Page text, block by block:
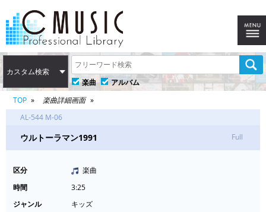
カスタム検索
楽曲
アルバム
TOP
楽曲詳細画面
AL-544 M-06
ウルトーラマン1991 Full
区分
楽曲
時間
3:25
ジャンル
キッズ